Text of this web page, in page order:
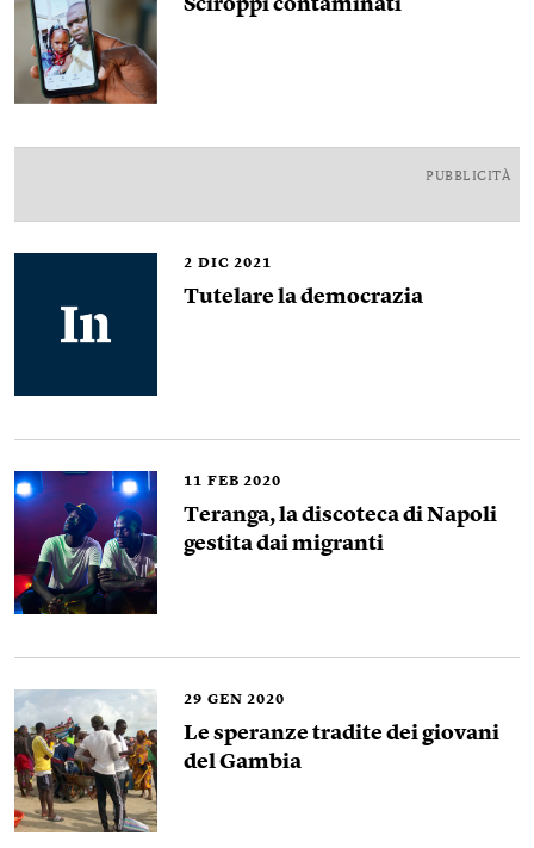
Sciroppi contaminati
PUBBLICITÀ
2 DIC 2021
Tutelare la democrazia
11 FEB 2020
Teranga, la discoteca di Napoli
gestita dai migranti
29 GEN 2020
Le speranze tradite dei giovani
del Gambia